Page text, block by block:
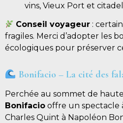
vins, Vieux Port et
Conseil voyageur :
fragiles. Merci d’adopter les
écologiques pour préserver
Bonifacio – La cité des
Perchée au sommet de
Bonifacio offre un spectacle
Charles Quint à Napoléon